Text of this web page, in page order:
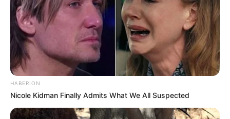
Tampil Lebih Modern, 7 Potret
Hasil Renovasi Rumah Berusia
90 Tahun
HABERION
Nicole Kidman Finally Admits What We All Suspected